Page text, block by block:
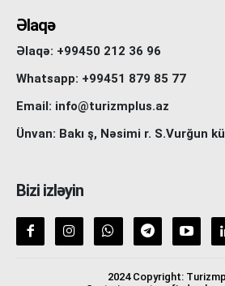
Əlaqə
Əlaqə: +99450 212 36 96
Whatsapp: +99451 879 85 77
Email: info@turizmplus.az
Ünvan: Bakı ş, Nəsimi r. S.Vurğun
Bizi izləyin
2024 Copyright: